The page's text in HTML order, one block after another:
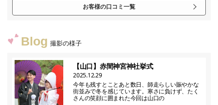
お客様の口コミ一覧
Blog 撮影の様子
【山口】赤間神宮神社挙式
2025.12.29
今年も残すとことあと数日、師走らしい賑やかな
街並みで冬を感じています。寒さに負けず、たく
さんの笑顔に囲まれた今回は山口の